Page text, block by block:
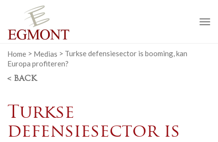
Home > Medias > Turkse defensiesector is booming, kan
Europa profiteren?
< BACK
Turkse
defensiesector is